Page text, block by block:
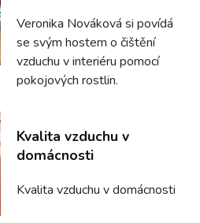
Veronika Nováková si povídá
se svým hostem o čištění
vzduchu v interiéru pomocí
pokojových rostlin.
Kvalita vzduchu v
domácnosti
Kvalita vzduchu v domácnosti